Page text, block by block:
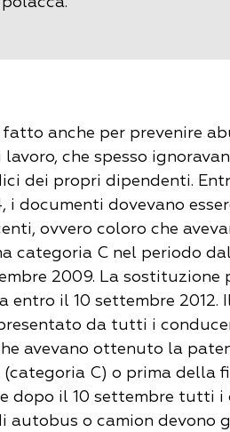
anche per prevenire
che spesso
dei propri dipendenti.
i documenti dovevano
ovvero coloro che
categoria C nel periodo dal
2009. La sostituzione
il 10 settembre 2012.
da tutti i
avevano ottenuto la
C) o prima della
dopo il 10 settembre tutti i
autobus o camion devono